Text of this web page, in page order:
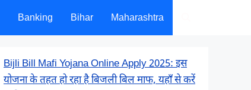
Banking Bihar Maharashtra
Bijli Bill Mafi Yojana Online Apply 2025: इस
योजना के तहत हो रहा है बिजली बिल माफ, यहाँ से करें